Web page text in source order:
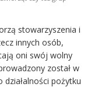
stowarzyszenia i
innych osób,
oni swój wolny
został w
pożytku